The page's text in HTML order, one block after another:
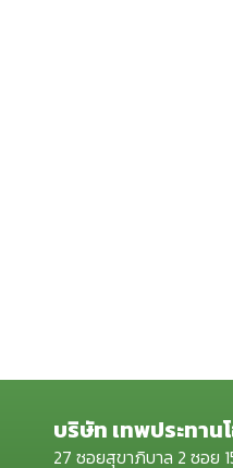
บริษัท เทพประทาน
27 ซอยสุขาภิบาล 2 ซอย